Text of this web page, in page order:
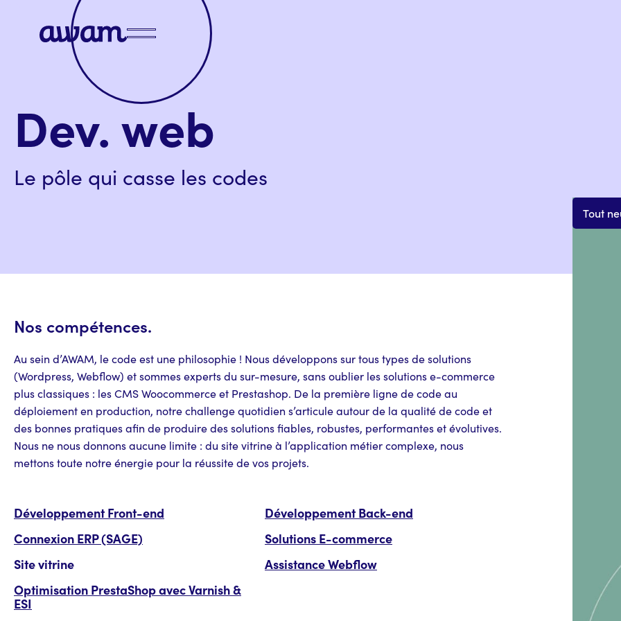
Dev. web
Le pôle qui casse les codes
Nos compétences.
Au sein d’AWAM, le code est une philosophie ! Nous développons sur tous types de solutions
(Wordpress, Webflow) et sommes experts du sur-mesure, sans oublier les solutions e-commerce
plus classiques : les CMS Woocommerce et Prestashop. De la première ligne de code au
déploiement en production, notre challenge quotidien s’articule autour de la qualité de code et
des bonnes pratiques afin de produire des solutions fiables, robustes, performantes et évolutives.
Nous ne nous donnons aucune limite : du site vitrine à l’application métier complexe, nous
mettons toute notre énergie pour la réussite de vos projets.
Développement Front-end
Développement Back-end
Connexion ERP (SAGE)
Solutions E-commerce
Site vitrine
Assistance Webflow
Optimisation PrestaShop avec Varnish &
ESI
Tout